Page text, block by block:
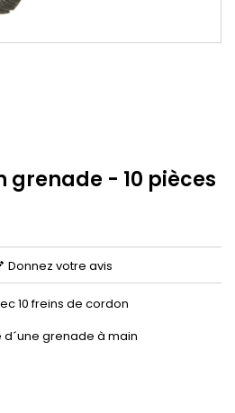
grenade - 10 pièces
Donnez votre avis
10 freins de cordon
grenade à main